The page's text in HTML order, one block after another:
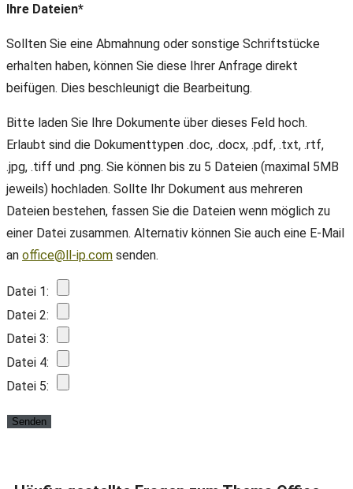
Ihre Dateien*
Sollten Sie eine Abmahnung oder sonstige Schriftstücke
erhalten haben, können Sie diese Ihrer Anfrage direkt
beifügen. Dies beschleunigt die Bearbeitung.
Bitte laden Sie Ihre Dokumente über dieses Feld hoch.
Erlaubt sind die Dokumenttypen .doc, .docx, .pdf, .txt, .rtf,
.jpg, .tiff und .png. Sie können bis zu 5 Dateien (maximal 5MB
jeweils) hochladen. Sollte Ihr Dokument aus mehreren
Dateien bestehen, fassen Sie die Dateien wenn möglich zu
einer Datei zusammen. Alternativ können Sie auch eine E-Mail
an office@ll-ip.com senden.
Datei 1:
Datei 2:
Datei 3:
Datei 4:
Datei 5: